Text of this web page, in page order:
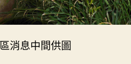
消息中間供圖